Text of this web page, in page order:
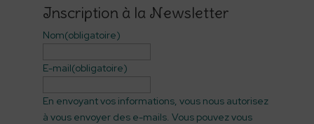
Inscription à la Newsletter
Nom(obligatoire)
E-mail(obligatoire)
En envoyant vos informations, vous nous autorisez
à vous envoyer des e-mails. Vous pouvez vous